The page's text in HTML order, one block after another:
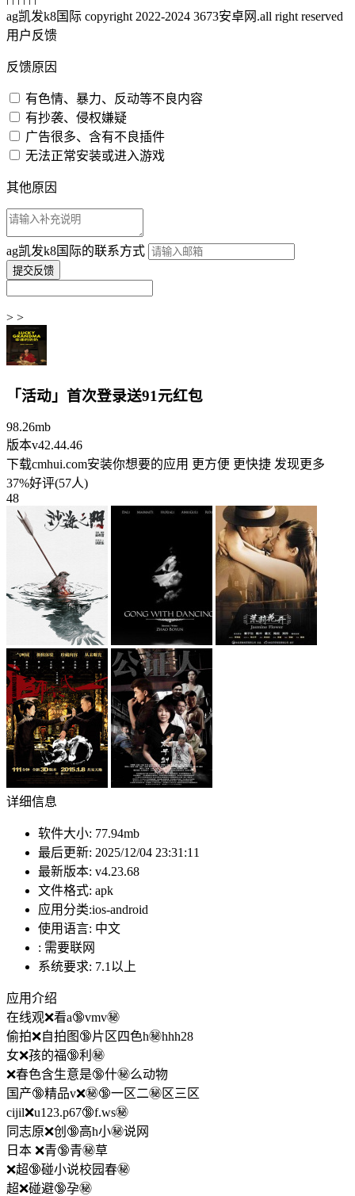
ag凯发k8国际 copyright 2022-2024 3673安卓网.all right reserved
用户反馈
反馈原因
有色情、暴力、反动等不良内容
有抄袭、侵权嫌疑
广告很多、含有不良插件
无法正常安装或进入游戏
其他原因
ag凯发k8国际的联系方式
> >
「活动」首次登录送91元红包
98.26mb
版本v42.44.46
下载cmhui.com安装你想要的应用 更方便 更快捷 发现更多
37%好评(57人)
48
详细信息
软件大小: 77.94mb
最后更新: 2025/12/04 23:31:11
最新版本: v4.23.68
文件格式: apk
应用分类:ios-android
使用语言: 中文
: 需要联网
系统要求: 7.1以上
应用介绍
在线观❌看a🔞vmv㊙️
偷拍❌自拍图🔞片区四色h㊙️hhh28
女❌孩的福🔞利㊙️
❌春色含生意是🔞什㊙️么动物
国产🔞精品v❌㊙🔞一区二㊙️区三区
cijil❌u123.p67🔞f.ws㊙️
同志原❌创🔞高h小㊙️说网
日本 ❌青🔞青㊙️草
❌超🔞碰小说校园春㊙️
超❌碰避🔞孕㊙️